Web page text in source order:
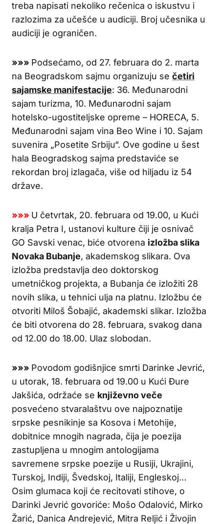
treba napisati nekoliko rečenica o iskustvu i
razlozima za učešće u audiciji. Broj učesnika u
audiciji je ograničen.
»»» Podsećamo, od 27. februara do 2. marta
na Beogradskom sajmu organizuju se četiri
sajamske manifestacije: 36. Međunarodni
sajam turizma, 10. Međunarodni sajam
hotelsko-ugostiteljske opreme – HORECA, 5.
Međunarodni sajam vina Beo Wine i 10. Sajam
suvenira „Posetite Srbiju“. Ove godine u šest
hala Beogradskog sajma predstaviće se
rekordan broj izlagača, više od hiljadu iz 54
države.
»»» U četvrtak, 20. februara od 19.00, u Kući
kralja Petra I, ustanovi kulture čiji je osnivač
GO Savski venac, biće otvorena izložba slika
Novaka Bubanje, akademskog slikara. Ova
izložba predstavlja deo doktorskog
umetničkog projekta, a Bubanja će izložiti 28
novih slika, u tehnici ulja na platnu. Izložbu će
otvoriti Miloš Šobajić, akademski slikar. Izložba
će biti otvorena do 28. februara, svakog dana
od 12.00 do 18.00. Ulaz slobodan.
»»» Povodom godišnjice smrti Darinke Jevrić,
u utorak, 18. februara od 19.00 u Kući Đure
Jakšića, održaće se književno veče
posvećeno stvaralaštvu ove najpoznatije
srpske pesnikinje sa Kosova i Metohije,
dobitnice mnogih nagrada, čija je poezija
zastupljena u mnogim antologijama
savremene srpske poezije u Rusiji, Ukrajini,
Turskoj, Indiji, Švedskoj, Italiji, Engleskoj…
Osim glumaca koji će recitovati stihove, o
Darinki Jevrić govoriće: Mošo Odalović, Mirko
Žarić, Danica Andrejević, Mitra Reljić i Živojin